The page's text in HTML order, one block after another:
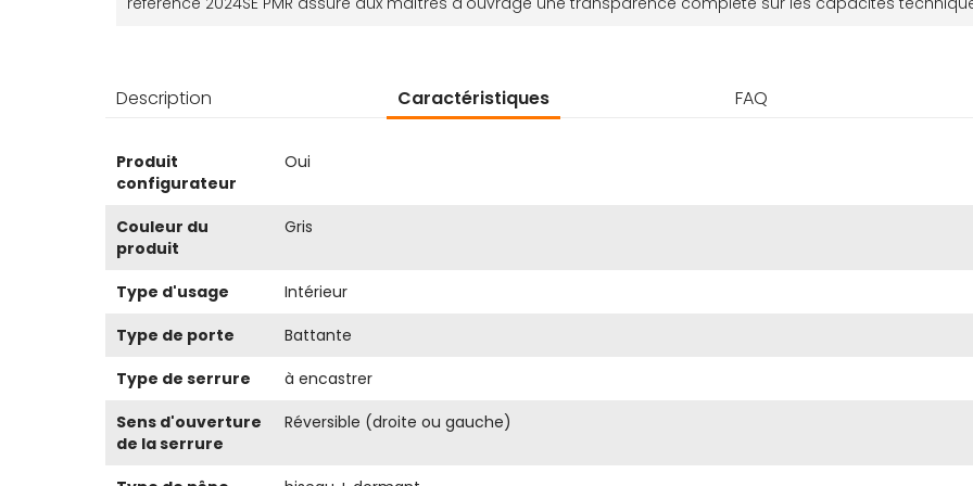
Description Caractéristiques FAQ
d’information
Produit
configurateur
Oui
Couleur du
produit
Gris
Type d'usage
Intérieur
Type de porte
Battante
Type de serrure
à encastrer
Sens d'ouverture
de la serrure
Réversible (droite ou gauche)